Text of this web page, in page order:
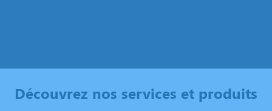
Découvrez nos services et produits